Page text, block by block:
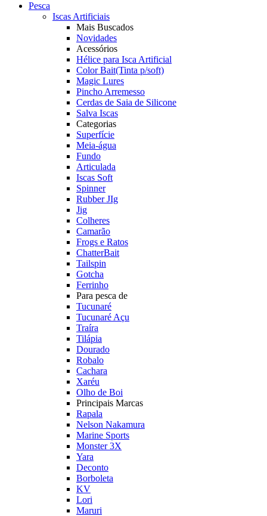
Pesca
Iscas Artificiais
Mais Buscados
Novidades
Acessórios
Hélice para Isca Artificial
Color Bait(Tinta p/soft)
Magic Lures
Pincho Arremesso
Cerdas de Saia de Silicone
Salva Iscas
Categorias
Superfície
Meia-água
Fundo
Articulada
Iscas Soft
Spinner
Rubber JIg
Jig
Colheres
Camarão
Frogs e Ratos
ChatterBait
Tailspin
Gotcha
Ferrinho
Para pesca de
Tucunaré
Tucunaré Açu
Traíra
Tilápia
Dourado
Robalo
Cachara
Xaréu
Olho de Boi
Principais Marcas
Rapala
Nelson Nakamura
Marine Sports
Monster 3X
Yara
Deconto
Borboleta
KV
Lori
Maruri